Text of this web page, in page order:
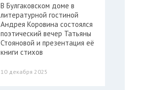
В Булгаковском доме в
литературной гостиной
Андрея Коровина состоялся
поэтический вечер Татьяны
Стояновой и презентация её
книги стихов
10 декабря 2025